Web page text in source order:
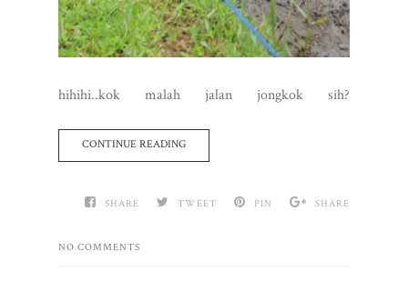
hihihi..kok malah jalan jongkok sih?
CONTINUE READING
SHARE TWEET PIN SHARE
NO COMMENTS